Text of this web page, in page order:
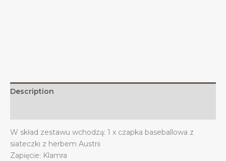
quantity
Description
W skład zestawu wchodzą: 1 x czapka baseballowa z
siateczki z herbem Austrii
Zapięcie: Klamra